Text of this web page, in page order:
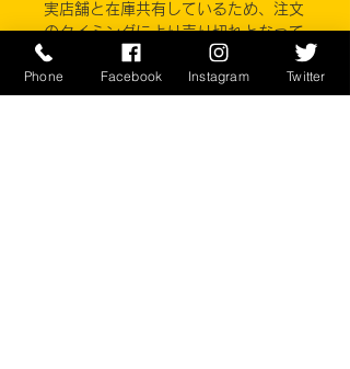
実店舗と在庫共有しているため、注文
のタイミングにより売り切れとなって
しまう場合がございます。
お客様のご覧になっている環境により
Phone Facebook Instagram Twitter